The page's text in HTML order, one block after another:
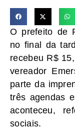
O prefeito de
no final da
recebeu R$
vereador
parte da
três agendas
aconteceu,
sociais.